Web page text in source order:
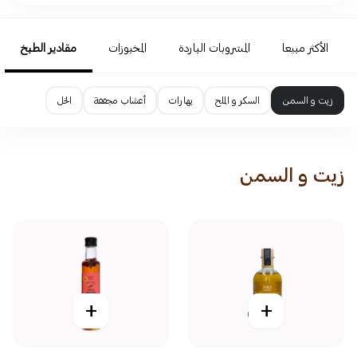
الأكثر مبيعا المشروبات الباردة المخبوزات مقادير الطبخ
زيت و السمن السكر و الملح بهارات أعشاب مجففة الخل
زيت و السمن
+
+